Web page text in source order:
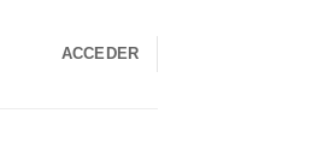
ACCEDER